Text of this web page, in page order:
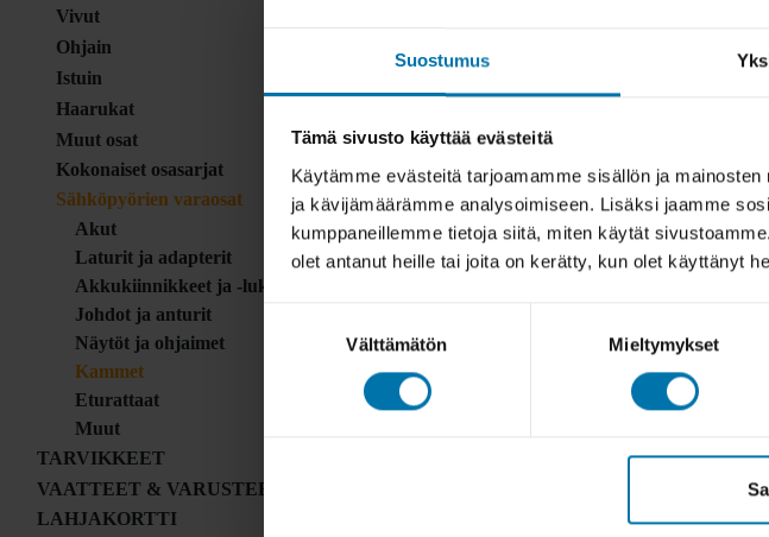
Suostumus
Tämä sivusto käyttää evästeitä
Käytämme evästeitä tarjoamamme sisällön ja
ja kävijämäärämme analysoimiseen. Lisäksi jaamme
kumppaneillemme tietoja siitä, miten käytät
olet antanut heille tai joita on kerätty, kun olet käyttänyt
Välttämätön Mieltymykset
Vivut
Ohjain
Istuin
Haarukat
Muut osat
Kokonaiset osasarjat
Sähköpyörien varaosat
Akut
Laturit ja adapterit
Akkukiinnikkeet ja -lukot
Johdot ja anturit
Näytöt ja ohjaimet
Kammet
Eturattaat
Muut
TARVIKKEET
VAATTEET & VARUSTEET
LAHJAKORTTI